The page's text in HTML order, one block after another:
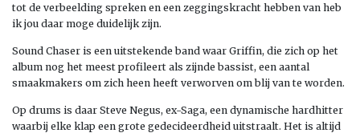
tot de verbeelding spreken en een zeggingskracht hebben van heb
ik jou daar moge duidelijk zijn.
Sound Chaser is een uitstekende band waar Griffin, die zich op het
album nog het meest profileert als zijnde bassist, een aantal
smaakmakers om zich heen heeft verworven om blij van te worden.
Op drums is daar Steve Negus, ex-Saga, een dynamische hardhitter
waarbij elke klap een grote gedecideerdheid uitstraalt. Het is altijd